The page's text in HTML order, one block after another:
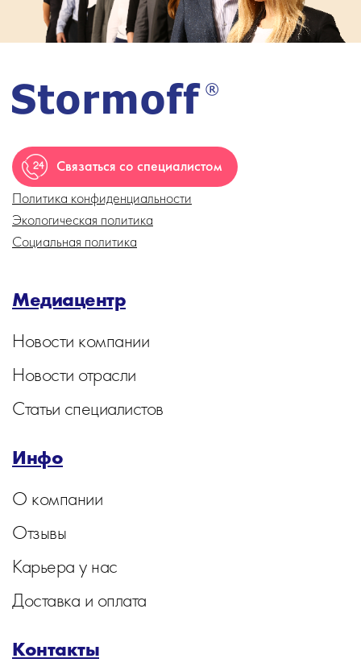
Связаться со специалистом
Политика конфиденциальности
Экологическая политика
Социальная политика
Медиацентр
Новости компании
Новости отрасли
Статьи специалистов
Инфо
О компании
Отзывы
Карьера у нас
Доставка и оплата
Контакты